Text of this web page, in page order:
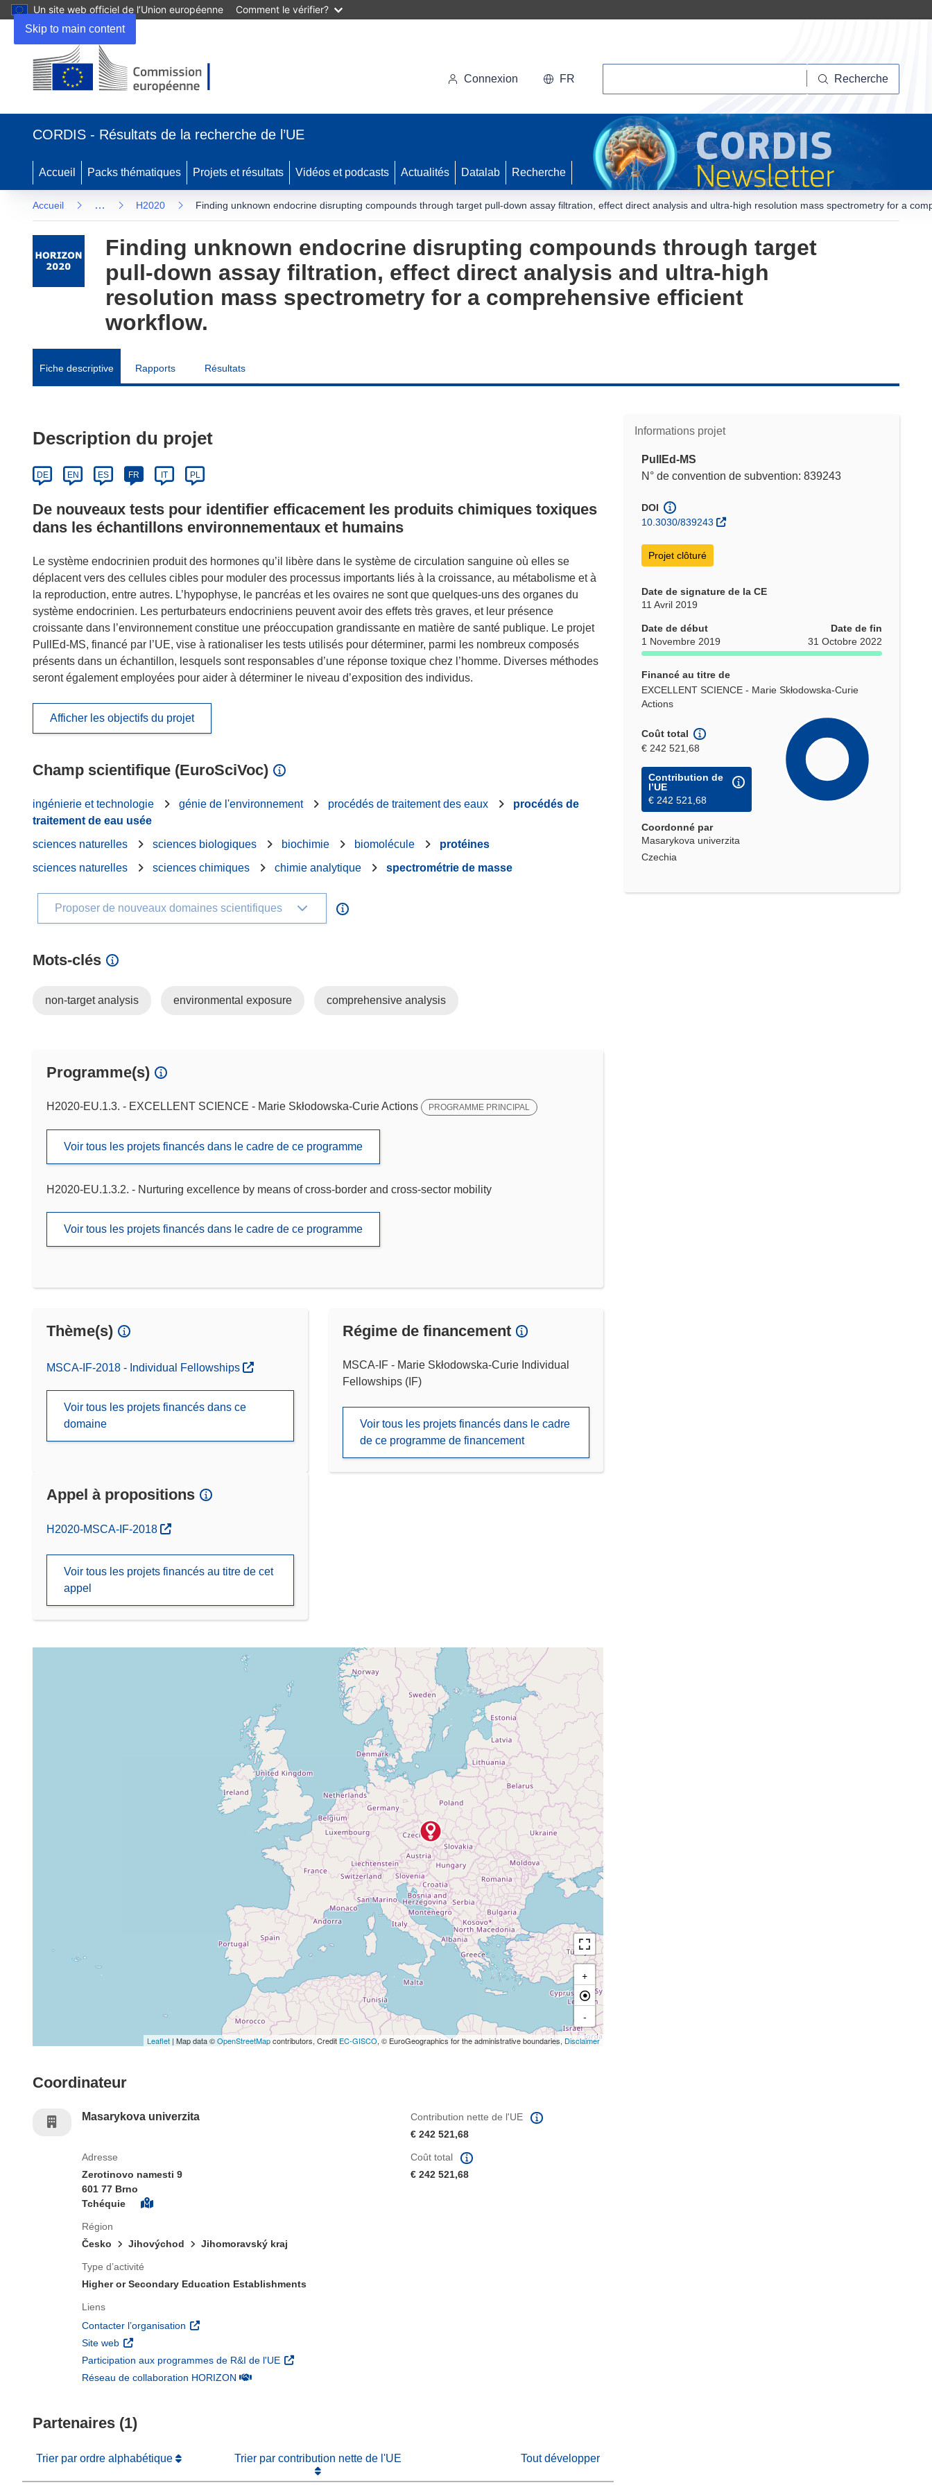
Skip to main content
Un site web officiel de l’Union européenne Comment le vérifier?
Connexion FR Recherche
CORDIS - Résultats de la recherche de l’UE
Accueil Packs thématiques Projets et résultats Vidéos et podcasts Actualités Datalab Recherche
Accueil … H2020 Finding unknown endocrine disrupting compounds through target pull-down assay filtration, effect direct analysis and ultra-high resolution mass spectrometry for a
Finding unknown endocrine disrupting compounds through target
pull-down assay filtration, effect direct analysis and ultra-high
resolution mass spectrometry for a comprehensive efficient
workflow.
Fiche descriptive Rapports Résultats
Informations projet
PullEd-MS
N° de convention de subvention: 839243
DOI
10.3030/839243
Projet clôturé
Date de signature de la CE
11 Avril 2019
Date de début
1 Novembre 2019
Date de fin
31 Octobre 2022
Financé au titre de
EXCELLENT SCIENCE - Marie Skłodowska-Curie
Actions
Coût total
€ 242 521,68
Contribution de
l’UE
€ 242 521,68
Coordonné par
Masarykova univerzita
Czechia
Description du projet
DE EN ES FR IT PL
De nouveaux tests pour identifier efficacement les produits chimiques toxiques
dans les échantillons environnementaux et humains
Le système endocrinien produit des hormones qu’il libère dans le système de circulation sanguine où elles se
déplacent vers des cellules cibles pour moduler des processus importants liés à la croissance, au métabolisme et à
la reproduction, entre autres. L’hypophyse, le pancréas et les ovaires ne sont que quelques-uns des organes du
système endocrinien. Les perturbateurs endocriniens peuvent avoir des effets très graves, et leur présence
croissante dans l’environnement constitue une préoccupation grandissante en matière de santé publique. Le projet
PullEd-MS, financé par l’UE, vise à rationaliser les tests utilisés pour déterminer, parmi les nombreux composés
présents dans un échantillon, lesquels sont responsables d’une réponse toxique chez l’homme. Diverses méthodes
seront également employées pour aider à déterminer le niveau d’exposition des individus.
Afficher les objectifs du projet
Champ scientifique (EuroSciVoc)
ingénierie et technologie génie de l'environnement procédés de traitement des eaux
procédés de
traitement de eau usée
sciences naturelles
sciences biologiques biochimie biomolécule
protéines
sciences naturelles
sciences chimiques chimie analytique spectrométrie de masse
Proposer de nouveaux domaines scientifiques
Mots‑clés
non-target analysis environmental exposure comprehensive analysis
Programme(s)
H2020-EU.1.3. - EXCELLENT SCIENCE - Marie Skłodowska-Curie Actions PROGRAMME PRINCIPAL
Voir tous les projets financés dans le cadre de ce programme
H2020-EU.1.3.2. - Nurturing excellence by means of cross-border and cross-sector mobility
Voir tous les projets financés dans le cadre de ce programme
Thème(s)
MSCA-IF-2018 - Individual Fellowships
Voir tous les projets financés dans ce
domaine
Régime de financement
MSCA-IF - Marie Skłodowska-Curie Individual
Fellowships (IF)
Voir tous les projets financés dans le cadre
de ce programme de financement
Appel à propositions
(s’ouvre dans une nouvelle fenêtre)
H2020-MSCA-IF-2018
Voir tous les projets financés au titre de cet
appel
+
-
Leaflet | Map data ©OpenStreetMapcontributors, Credit EC-GISCO, © EuroGeographics for the administrative boundaries, Disclaimer
Coordinateur
Masarykova univerzita
Contribution nette de l'UE
€ 242 521,68
Adresse
Zerotinovo namesti 9
601 77 Brno
Tchéquie
Région
Česko
Jihovýchod Jihomoravský kraj
Type d’activité
Higher or Secondary Education Establishments
Liens
Contacter l’organisation (s’ouvre dans une nouvelle fenêtre)
Site web (s’ouvre dans une nouvelle fenêtre)
Participation aux programmes de R&I de l'UE (s’ouvre dans une nouvelle fenêtre)
Réseau de collaboration HORIZON(s’ouvre dans une nouvelle fenêtre)
Coût total
€ 242 521,68
Partenaires (1)
Trier par ordre alphabétique Trier par contribution nette de l'UE Tout développer